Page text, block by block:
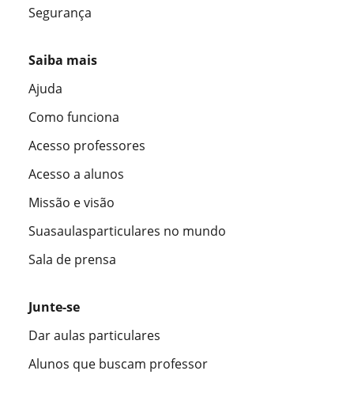
Segurança
Saiba mais
Ajuda
Como funciona
Acesso professores
Acesso a alunos
Missão e visão
Suasaulasparticulares no mundo
Sala de prensa
Junte-se
Dar aulas particulares
Alunos que buscam professor